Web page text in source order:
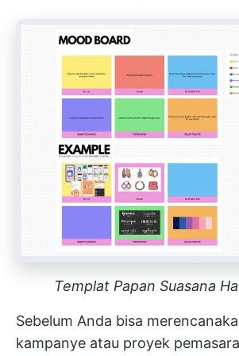
Templat Papan Suasana
Sebelum Anda bisa
kampanye atau proyek